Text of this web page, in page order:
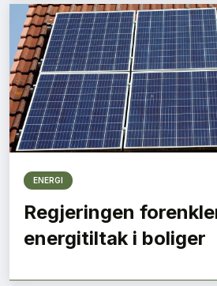
ENERGI
Regjeringen
energitiltak i boliger